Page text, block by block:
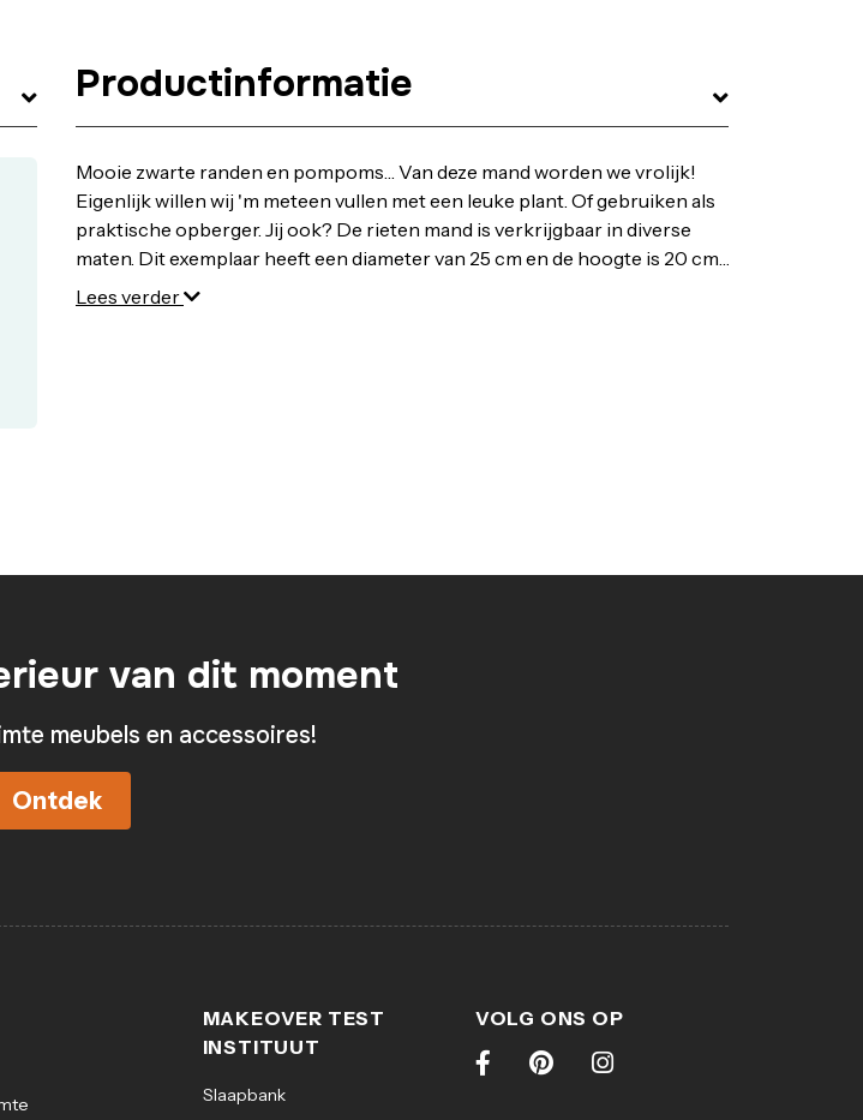
Productinformatie
Mooie zwarte randen en pompoms… Van deze mand worden we vrolijk!
Eigenlijk willen wij 'm meteen vullen met een leuke plant. Of gebruiken als
praktische opberger. Jij ook? De rieten mand is verkrijgbaar in diverse
maten. Dit exemplaar heeft een diameter van 25 cm en de hoogte is 20 cm.
• Rieten mand • Leuk design • Met zwarte randen en pompoms • Afmeting:
Lees verder
van dit moment
meubels en accessoires!
Ontdek
MAKEOVER TEST
INSTITUUT
Slaapbank
VOLG ONS OP